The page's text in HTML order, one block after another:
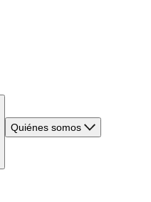
Quiénes somos